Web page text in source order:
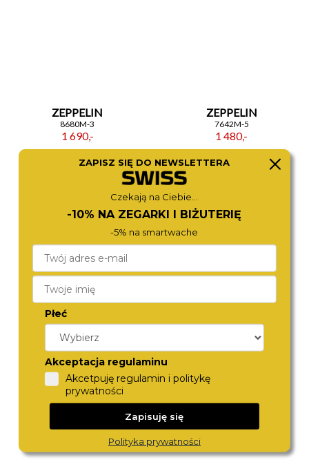
ZEPPELIN
8680M-3
1 690,-
ZEPPELIN
7642M-5
1 480,-
ZEPPELIN
1 580,-
ZAPISZ SIĘ DO NEWSLETTERA
Czekają na Ciebie...
-10% NA ZEGARKI I BIŻUTERIĘ
-5% na smartwache
Płeć
Akceptacja regulaminu
Akcetpuję regulamin i politykę
prywatności
Zapisuję się
Polityka prywatności